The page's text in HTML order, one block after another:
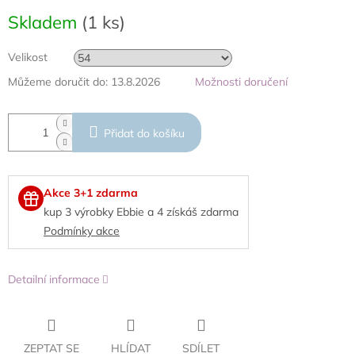
cena:
Skladem (1 ks)
Velikost
Můžeme doručit do: 13.8.2026 Možnosti doručení
Přidat do košíku
Akce 3+1 zdarma
kup 3 výrobky Ebbie a 4 získáš zdarma
Podmínky akce
Detailní informace
ZEPTAT SE HLÍDAT SDÍLET